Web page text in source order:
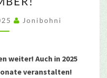
Jonibohni
weiter! Auch in 2025
veranstalten!